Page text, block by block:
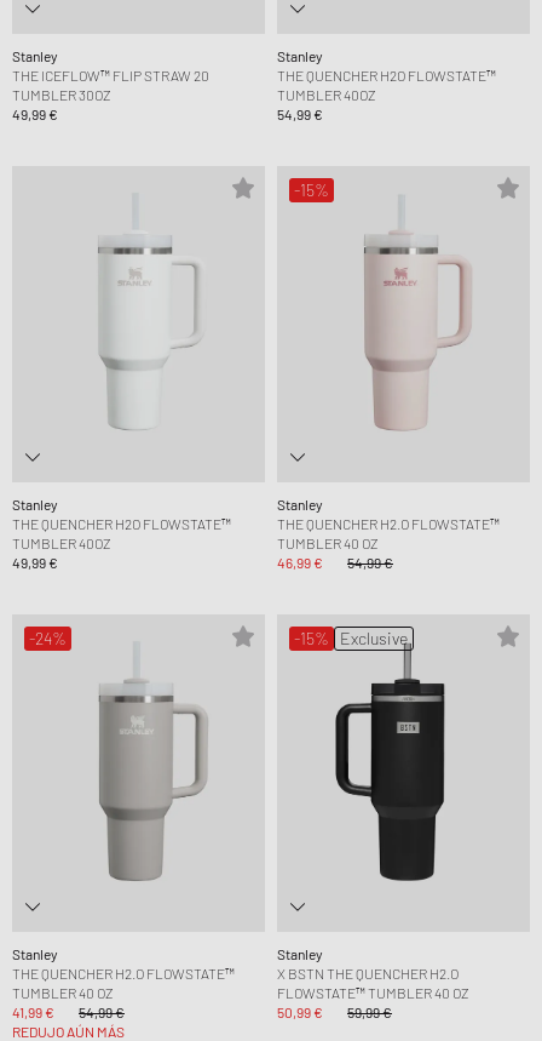
Stanley
THE ICEFLOW™ FLIP STRAW 20
TUMBLER 30OZ
49,99 €
Stanley
THE QUENCHER H2O FLOWSTATE™
TUMBLER 40OZ
54,99 €
Stanley
THE QUENCHER H2O FLOWSTATE™
TUMBLER 40OZ
49,99 €
-15%
Stanley
THE QUENCHER H2.O FLOWSTATE™
TUMBLER 40 OZ
46,99 €
54,99 €
-24%
Stanley
THE QUENCHER H2.O FLOWSTATE™
TUMBLER 40 OZ
41,99 €
54,99 €
REDUJO AÚN MÁS
-15% Exclusive
Stanley
X BSTN THE QUENCHER H2.O
FLOWSTATE™ TUMBLER 40 OZ
50,99 €
59,99 €